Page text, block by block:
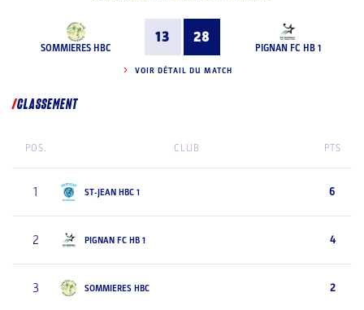
SOMMIERES HBC
13 28
PIGNAN FC HB 1
VOIR DÉTAIL DU MATCH
CLASSEMENT
POS. CLUB PTS
1 ST-JEAN HBC 1 6
2 PIGNAN FC HB 1 4
3 SOMMIERES HBC 2